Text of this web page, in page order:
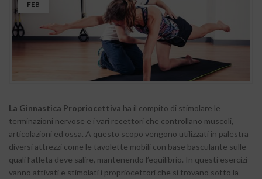
FEB
La Ginnastica Propriocettiva ha il compito di stimolare le
terminazioni nervose e i vari recettori che controllano muscoli,
articolazioni ed ossa. A questo scopo vengono utilizzati in palestra
diversi attrezzi come le tavolette mobili con base basculante sulle
quali l’atleta deve salire, mantenendo l’equilibrio. In questi esercizi
vanno attivati e stimolati i propriocettori che si trovano sotto la